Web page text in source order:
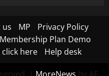
us MP
Privacy Policy
Membership Plan Demo
here Help desk